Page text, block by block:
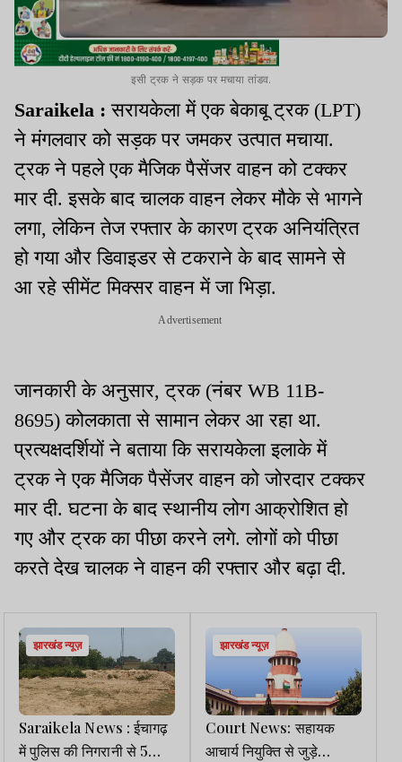
इसी ट्रक ने सड़क पर मचाया तांडव.
Saraikela : सरायकेला में एक बेकाबू ट्रक (LPT)
ने मंगलवार को सड़क पर जमकर उत्पात मचाया.
ट्रक ने पहले एक मैजिक पैसेंजर वाहन को टक्कर
मार दी. इसके बाद चालक वाहन लेकर मौके से भागने
लगा, लेकिन तेज रफ्तार के कारण ट्रक अनियंत्रित
हो गया और डिवाइडर से टकराने के बाद सामने से
आ रहे सीमेंट मिक्सर वाहन में जा भिड़ा.
Advertisement
जानकारी के अनुसार, ट्रक (नंबर WB 11B-
8695) कोलकाता से सामान लेकर आ रहा था.
प्रत्यक्षदर्शियों ने बताया कि सरायकेला इलाके में
ट्रक ने एक मैजिक पैसेंजर वाहन को जोरदार टक्कर
मार दी. घटना के बाद स्थानीय लोग आक्रोशित हो
गए और ट्रक का पीछा करने लगे. लोगों को पीछा
करते देख चालक ने वाहन की रफ्तार और बढ़ा दी.
झारखंड न्यूज़
Saraikela News : ईचागढ़
में पुलिस की निगरानी से 5
झारखंड न्यूज़
Court News: सहायक
आचार्य नियुक्ति से जुड़े